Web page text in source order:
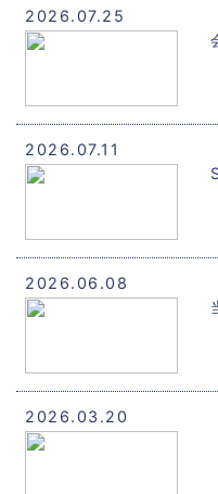
2026.07.25
2026.07.11
2026.06.08
2026.03.20